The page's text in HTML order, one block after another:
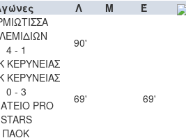
Λ Μ
Έ
4 - 1
ΚΕΡΥΝΕΙΑΣ
90'
ΚΕΡΥΝΕΙΑΣ
0 - 3
PRO
STARS
69' 69'
ΠΑΟΚ